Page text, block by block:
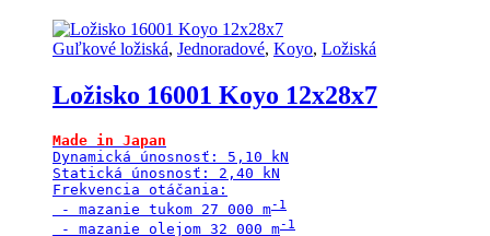
Guľkové ložiská, Jednoradové, Koyo, Ložiská
Ložisko 16001 Koyo 12x28x7
Dynamická únosnosť: 5,10 kN
Statická únosnosť: 2,40 kN
Frekvencia otáčania:
- mazanie tukom 27 000 m
- mazanie olejom 32 000 m